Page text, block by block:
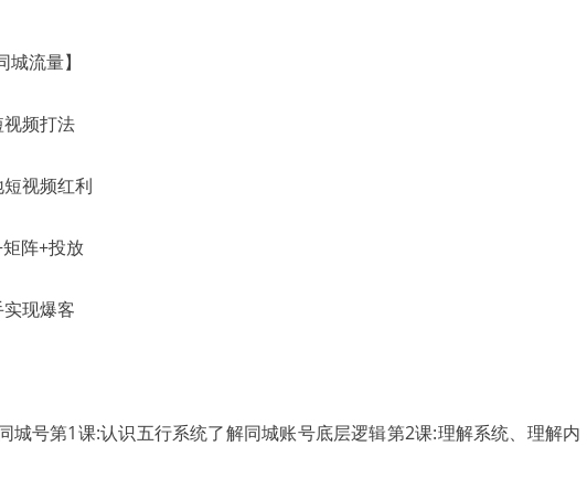
流量】
频打法
视频红利
阵+投放
现爆客
城号第1课:认识五行系统了解同城账号底层逻辑第2课:理解系统、理解内